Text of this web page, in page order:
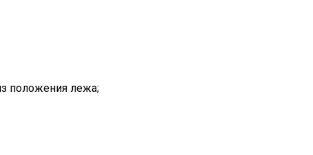
положения лежа;